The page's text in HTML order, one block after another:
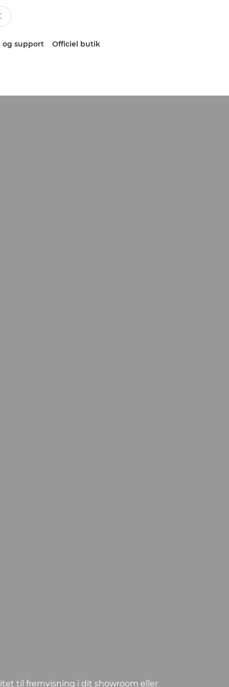
support Officiel butik
til fremvisning i dit showroom eller